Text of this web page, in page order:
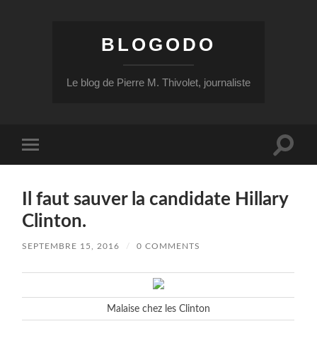
BLOGODO
Le blog de Pierre M. Thivolet, journaliste
mobile
Toggle
Il faut sauver la candidate Hillary
Clinton.
SEPTEMBRE 15, 2016 / 0 COMMENTS
Malaise chez les Clinton